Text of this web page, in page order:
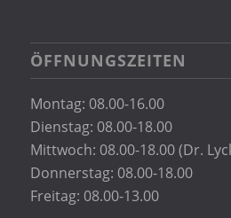
ÖFFNUNGSZEITEN
Montag: 08.00-16.00
Dienstag: 08.00-18.00
Mittwoch: 08.00-18.00 (Dr.
Donnerstag: 08.00-18.00
Freitag: 08.00-13.00